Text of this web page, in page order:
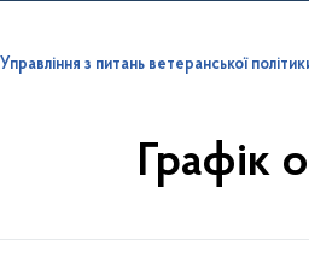
Управління з питань ветеранської
Графік